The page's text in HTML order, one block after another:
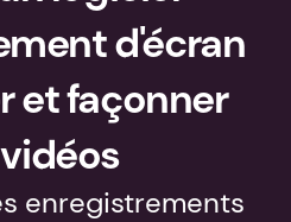
d'écran
et façonner
enregistrements